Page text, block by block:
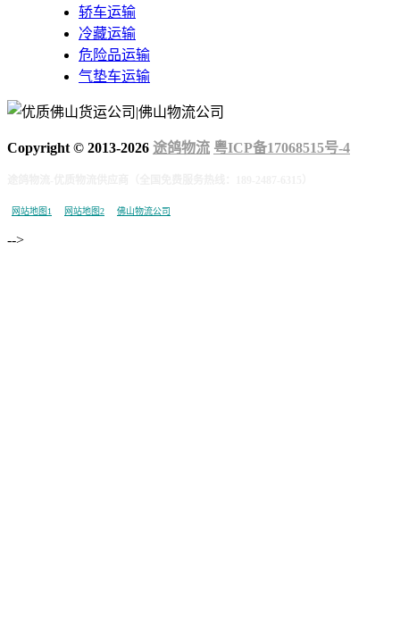
轿车运输
冷藏运输
危险品运输
气垫车运输
Copyright © 2013-2026 途鸽物流 粤ICP备17068515号-4
网站地图1 网站地图2 佛山物流公司
-->